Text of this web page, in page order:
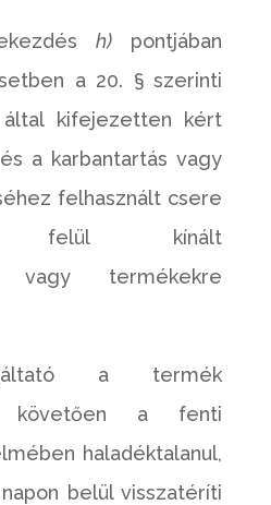
h)pontjában
a 20. § szerinti
kifejezetten kért
a karbantartás vagy
felhasznált csere
felül kínált
vagy termékekre
a termék
követően a fenti
haladéktalanul,
belül visszatéríti